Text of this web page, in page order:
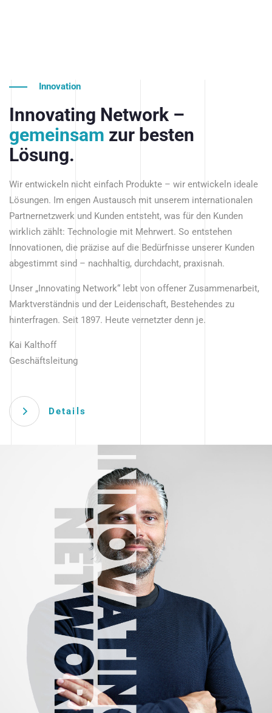
Innovation
Innovating Network –
gemeinsam zur besten
Lösung.
Wir entwickeln nicht einfach Produkte – wir entwickeln ideale
Lösungen. Im engen Austausch mit unserem internationalen
Partnernetzwerk und Kunden entsteht, was für den Kunden
wirklich zählt: Technologie mit Mehrwert. So entstehen
Innovationen, die präzise auf die Bedürfnisse unserer Kunden
abgestimmt sind – nachhaltig, durchdacht, praxisnah.
Unser „Innovating Network“ lebt von offener Zusammenarbeit,
Marktverständnis und der Leidenschaft, Bestehendes zu
hinterfragen. Seit 1897. Heute vernetzter denn je.
Kai Kalthoff
Geschäftsleitung
Details